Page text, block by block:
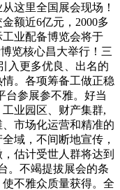
这里全国展会现场！
额近6亿元，2000多
业配备博览会将于
览核心昌大举行！三
入更多优良、出名的
。各项筹备工做正稳
台参展参不雅。好当
业园区、财产集群,
市场化运营和精准的
域，不间断地宣传，
估计受世人群将达到
。不竭提拔展会的条
不雅众质量获得。全